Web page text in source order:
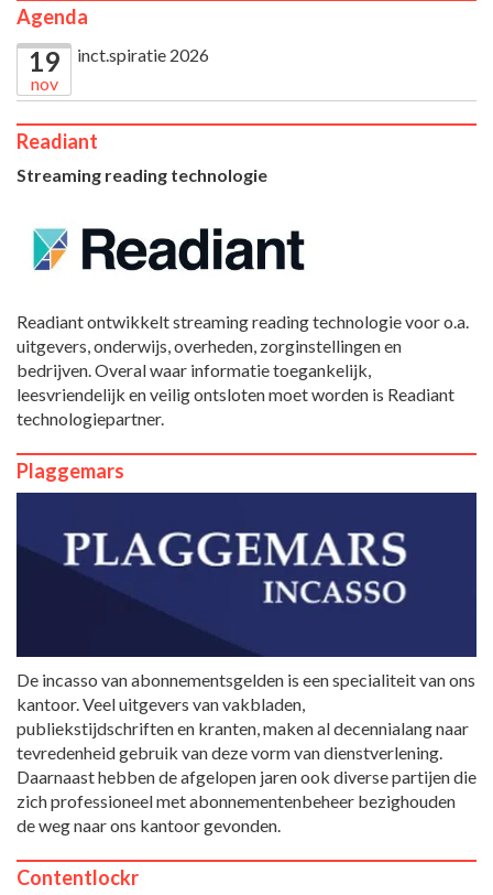
Agenda
19
nov
inct.spiratie 2026
Readiant
Streaming reading technologie
Readiant ontwikkelt streaming reading technologie voor o.a.
uitgevers, onderwijs, overheden, zorginstellingen en
bedrijven. Overal waar informatie toegankelijk,
leesvriendelijk en veilig ontsloten moet worden is Readiant
technologiepartner.
Plaggemars
De incasso van abonnementsgelden is een specialiteit van ons
kantoor. Veel uitgevers van vakbladen,
publiekstijdschriften en kranten, maken al decennialang naar
tevredenheid gebruik van deze vorm van dienstverlening.
Daarnaast hebben de afgelopen jaren ook diverse partijen die
zich professioneel met abonnementenbeheer bezighouden
de weg naar ons kantoor gevonden.
Contentlockr